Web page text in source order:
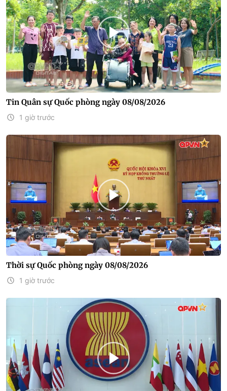
Tin Quân sự Quốc phòng ngày 08/08/2026
1 giờ trước
Thời sự Quốc phòng ngày 08/08/2026
1 giờ trước